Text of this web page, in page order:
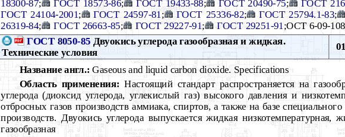
18300-87; ГОСТ 18573-86; ГОСТ 19433-88; ГОСТ 20490-75; ГОСТ
ГОСТ 24104-2001; ГОСТ 24597-81; ГОСТ 25336-82; ГОСТ 25794.1-83;
26319-84; ГОСТ 26663-85; ГОСТ 29227-91; ГОСТ 29251-91 ;ОСТ 6-09-
ГОСТ 8050-85 Двуокись углерода газообразная и жидкая.
Технические условия
Название англ.: Gaseous and liquid carbon dioxide. Specifications
Область применения: Настоящий стандарт распространяется на
углерода (диоксид углерода, углекислый газ) высокого давления и
отбросных газов производств аммиака, спиртов, а также на базе
производств. Двуокись углерода выпускается жидкая низкотемпературная,
газообразная